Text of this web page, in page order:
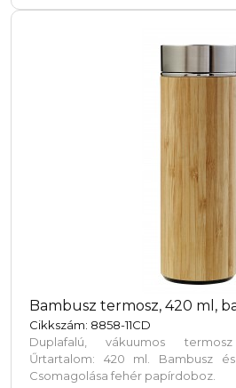
Bambusz termosz, 420 ml,
Cikkszám: 8858-11CD
Duplafalú, vákuumos
Űrtartalom: 420 ml. Bambusz
Csomagolása fehér papírdoboz.